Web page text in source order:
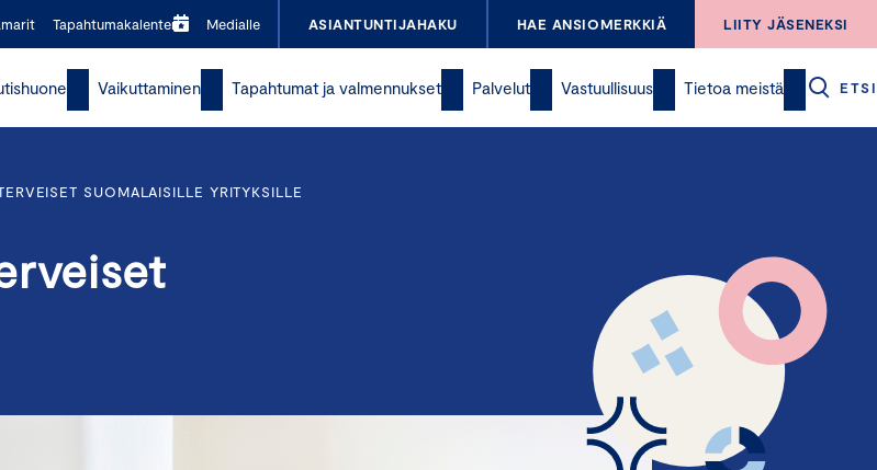
Tapahtumakalenteri Medialle ASIANTUNTIJAHAKU HAE ANSIOMERKKIÄ LIITY JÄSENEKSI
Vaikuttaminen Tapahtumat ja valmennukset Palvelut Vastuullisuus Tietoa meistä ETSI
SUOMALAISILLE YRITYKSILLE